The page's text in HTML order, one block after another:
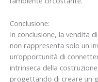
Conclusione:
In conclusione, la vendita
non rappresenta solo un
un’opportunità di
intrinseca della
progettando di creare un